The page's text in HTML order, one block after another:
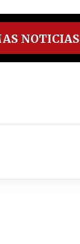
spotify
NOTICIAS